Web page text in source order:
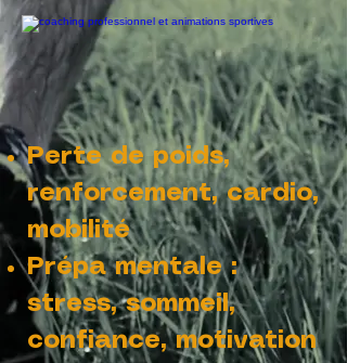
Perte de poids,
renforcement, cardio,
mobilité
Prépa mentale :
stress, sommeil,
confiance, motivation